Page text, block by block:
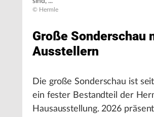
© Hermle
Große Sonderschau
Ausstellern
Die große Sonderschau ist
ein fester Bestandteil der
Hausausstellung. 2026